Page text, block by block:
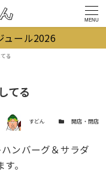
MENU
ュール2026
る
てる
著者 すどん カテゴリー開店・閉店
ンバーグ＆サラダ
。